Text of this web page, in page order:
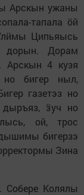
Арскын ужаны
тапала ӧй
Ципьяысь
дорын. Дорам
Арскын 4 кузя
бигер ныл,
газетэз но
дыръяз, ӟуч но
ой, трос
бигерзэ
Зина
Колялы